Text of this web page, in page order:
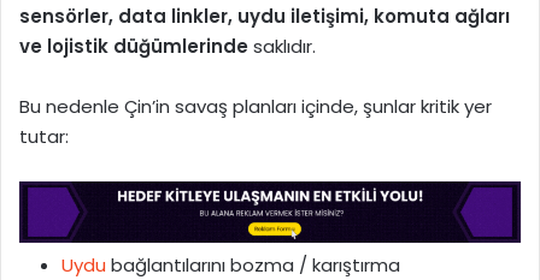
sensörler, data linkler, uydu iletişimi, komuta ağları
ve lojistik düğümlerindesaklıdır.
Bu nedenle Çin’in savaş planları içinde, şunlar kritik yer
tutar:
Uydu bağlantılarını bozma / karıştırma